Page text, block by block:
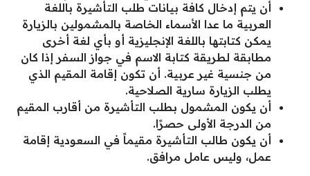
أن يتم إدخال كافة بيانات طلب التأشيرة باللغة
العربية ما عدا الأسماء الخاصة بالمشمولين بالزيارة
يمكن كتابتها باللغة الإنجليزية أو بأي لغة أخرى
مطابقة لطريقة كتابة الاسم في جواز السفر إذا كان
من جنسية غير عربية. أن تكون إقامة المقيم الذي
يطلب الزيارة سارية الصلاحية.
أن يكون المشمول بطلب التأشيرة من أقارب المقيم
من الدرجة الأولى حصرًا.
أن يكون طالب التأشيرة مقيماً في السعودية إقامة
عمل، وليس عامل مرافق.